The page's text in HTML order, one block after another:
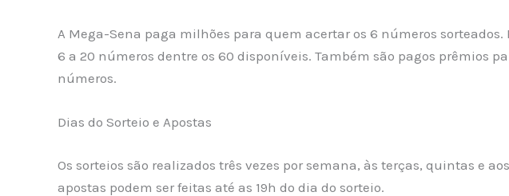
A Mega-Sena paga milhões para quem acertar os 6 números
6 a 20 números dentre os 60 disponíveis. Também são pagos prêmios
números.
Dias do Sorteio e Apostas
Os sorteios são realizados três vezes por semana, às terças, quintas e
apostas podem ser feitas até as 19h do dia do sorteio.